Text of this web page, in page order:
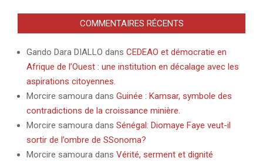
COMMENTAIRES RÉCENTS
Gando Dara DIALLO dans CEDEAO et démocratie en
Afrique de l’Ouest : une institution en décalage avec les
aspirations citoyennes.
Morcire samoura dans Guinée : Kamsar, symbole des
contradictions de la croissance minière.
Morcire samoura dans Sénégal: Diomaye Faye veut-il
sortir de l’ombre de SSonoma?
Morcire samoura dans Vérité, serment et dignité